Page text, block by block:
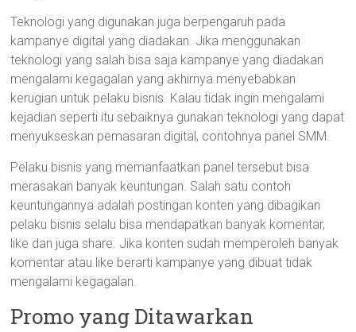
Teknologi yang digunakan juga berpengaruh pada
kampanye digital yang diadakan. Jika menggunakan
teknologi yang salah bisa saja kampanye yang diadakan
mengalami kegagalan yang akhirnya menyebabkan
kerugian untuk pelaku bisnis. Kalau tidak ingin mengalami
kejadian seperti itu sebaiknya gunakan teknologi yang dapat
menyukseskan pemasaran digital, contohnya panel SMM.
Pelaku bisnis yang memanfaatkan panel tersebut bisa
merasakan banyak keuntungan. Salah satu contoh
keuntungannya adalah postingan konten yang dibagikan
pelaku bisnis selalu bisa mendapatkan banyak komentar,
like dan juga share. Jika konten sudah memperoleh banyak
komentar atau like berarti kampanye yang dibuat tidak
mengalami kegagalan.
Promo yang Ditawarkan